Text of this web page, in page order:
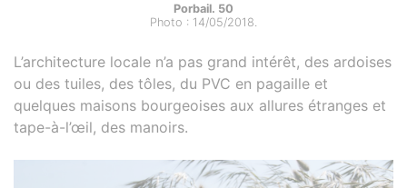
Porbail. 50
Photo : 14/05/2018.
L’architecture locale n’a pas grand intérêt, des ardoises
ou des tuiles, des tôles, du PVC en pagaille et
quelques maisons bourgeoises aux allures étranges et
tape-à-l’œil, des manoirs.